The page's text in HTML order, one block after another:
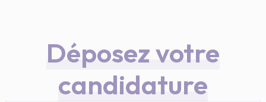
Déposez votre
candidature